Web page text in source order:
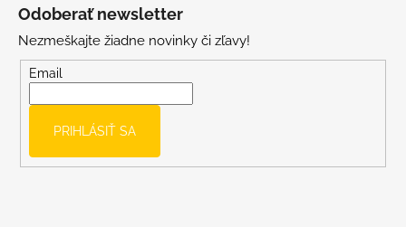
Odoberať newsletter
Nezmeškajte žiadne novinky či zľavy!
Email
PRIHLÁSIŤ SA